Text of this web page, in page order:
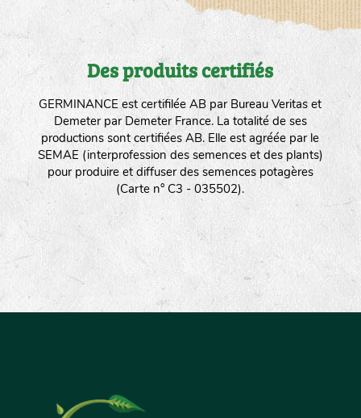
Des produits certifiés
GERMINANCE est certifilée AB par Bureau Veritas et
Demeter par Demeter France. La totalité de ses
productions sont certifiées AB. Elle est agréée par le
SEMAE (interprofession des semences et des plants)
pour produire et diffuser des semences potagères
(Carte n° C3 - 035502).